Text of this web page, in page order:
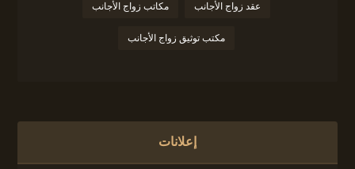
عقد زواج الأجانب مكاتب زواج الأجانب
مكتب توثيق زواج الأجانب
إعلانات